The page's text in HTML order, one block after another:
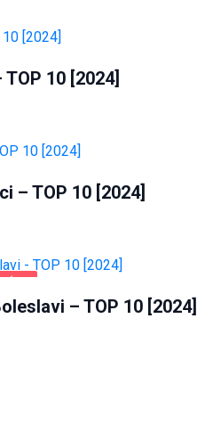
10 [2024]
– TOP 10 [2024]
– TOP 10 [2024]